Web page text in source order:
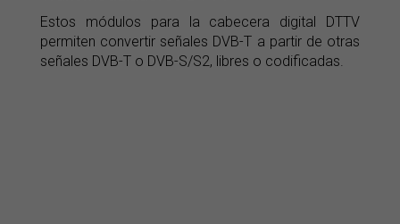
Estos módulos para la cabecera digital DTTV
permiten convertir señales DVB-T a partir de otras
señales DVB-T o DVB-S/S2, libres o codificadas.